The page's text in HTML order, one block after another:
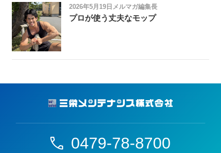
2026年5月19日 メルマガ編集長
プロが使う丈夫なモップ
0479-78-8700